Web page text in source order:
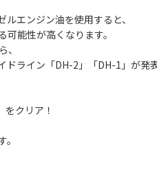
エンジン油を使用すると、
能性が高くなります。
、
ドライン「DH-2」「DH-1」が発
をクリア！